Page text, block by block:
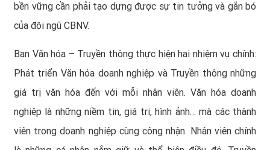
bền vững cần phải tạo dựng được sự tin tưởng và gắn bó
của đội ngũ CBNV.
Ban Văn hóa – Truyền thông thực hiện hai nhiệm vụ chính:
Phát triển Văn hóa doanh nghiệp và Truyền thông những
giá trị văn hóa đến với mỗi nhân viên. Văn hóa doanh
nghiệp là những niềm tin, giá trị, hình ảnh… mà các thành
viên trong doanh nghiệp cùng công nhận. Nhân viên chính